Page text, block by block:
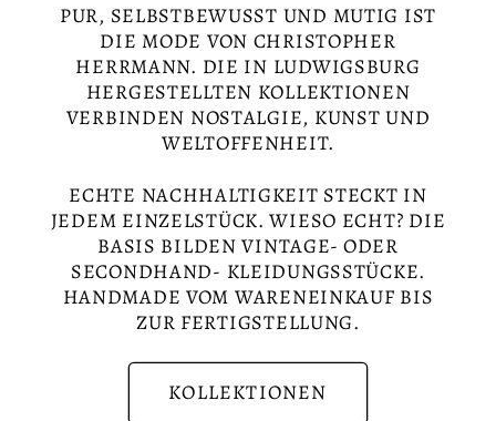
PUR, SELBSTBEWUSST UND MUTIG IST
DIE MODE VON CHRISTOPHER
HERRMANN. DIE IN LUDWIGSBURG
HERGESTELLTEN KOLLEKTIONEN
VERBINDEN NOSTALGIE, KUNST UND
WELTOFFENHEIT.
ECHTE NACHHALTIGKEIT STECKT IN
JEDEM EINZELSTÜCK. WIESO ECHT? DIE
BASIS BILDEN VINTAGE- ODER
SECONDHAND- KLEIDUNGSSTÜCKE.
HANDMADE VOM WARENEINKAUF BIS
ZUR FERTIGSTELLUNG.
KOLLEKTIONEN